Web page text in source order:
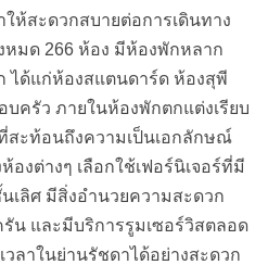
เป็นสำหรับการนำเสนองาน
มาะสมกับความต้องการได้
ลที่ตั้งอยู่ใจกลางเมืองทำให้การ
วลาต่อการเดินทาง และสร้าง
ประทับใจได้อย่างแน่นอนครับ